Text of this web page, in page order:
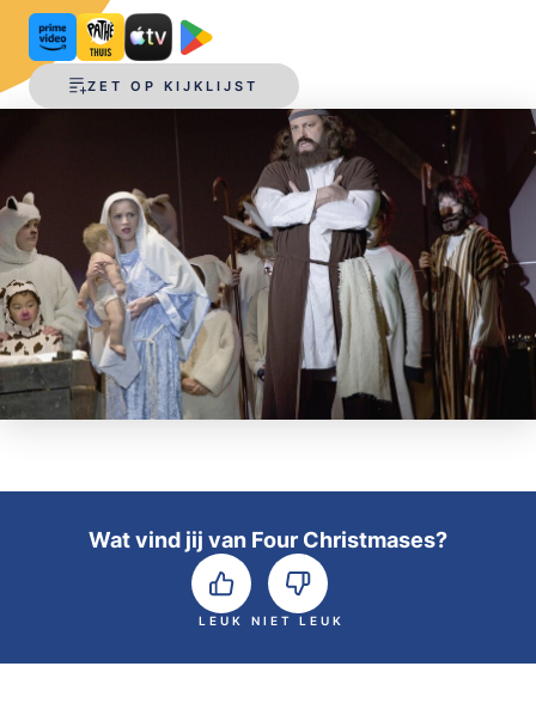
ZET OP KIJKLIJST
Wat vind jij van Four Christmases?
LEUK NIET LEUK